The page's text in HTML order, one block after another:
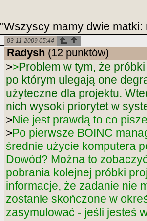
"Wszyscy mamy dwie
03-11-2009 05:44
Radysh (12 punktów)
>>Problem w tym, że
po którym ulegają one
użyteczne dla projektu.
nich wysoki priorytet w
>Nie jest prawdą to co
>Po pierwsze BOINC
średnie użycie komputera
Dowód? Można to
pobrania kolejnej próbki
informacje, że zadanie nie
zostanie skończone w
zasymulować - jeśli jesteś